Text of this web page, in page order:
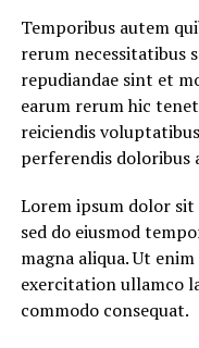
Temporibus autem
rerum necessitatibus
repudiandae sint et
earum rerum hic
reiciendis
perferendis doloribus
Lorem ipsum dolor
sed do eiusmod
magna aliqua. Ut
exercitation ullamco
commodo consequat.